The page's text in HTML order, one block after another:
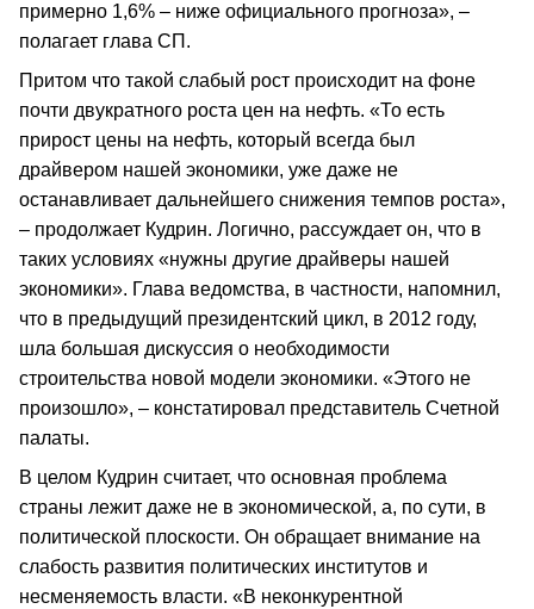
примерно 1,6% – ниже официального прогноза», –
полагает глава СП.
Притом что такой слабый рост происходит на фоне
почти двукратного роста цен на нефть. «То есть
прирост цены на нефть, который всегда был
драйвером нашей экономики, уже даже не
останавливает дальнейшего снижения темпов роста»,
– продолжает Кудрин. Логично, рассуждает он, что в
таких условиях «нужны другие драйверы нашей
экономики». Глава ведомства, в частности, напомнил,
что в предыдущий президентский цикл, в 2012 году,
шла большая дискуссия о необходимости
строительства новой модели экономики. «Этого не
произошло», – констатировал представитель Счетной
палаты.
В целом Кудрин считает, что основная проблема
страны лежит даже не в экономической, а, по сути, в
политической плоскости. Он обращает внимание на
слабость развития политических институтов и
несменяемость власти. «В неконкурентной